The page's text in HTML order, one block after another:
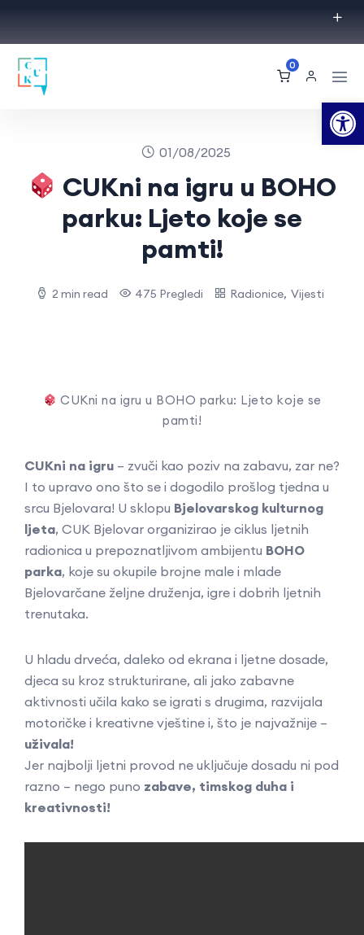
0
01/08/2025
CUKni na igru u BOHO
parku: Ljeto koje se
pamti!
2 min read 475 Pregledi Radionice, Vijesti
CUKni na igru u BOHO parku: Ljeto koje se
pamti!
CUKni na igru – zvuči kao poziv na zabavu, zar ne?
I to upravo ono što se i dogodilo prošlog tjedna u
srcu Bjelovara! U sklopu Bjelovarskog kulturnog
ljeta, CUK Bjelovar organizirao je ciklus ljetnih
radionica u prepoznatljivom ambijentu BOHO
parka, koje su okupile brojne male i mlade
Bjelovarčane željne druženja, igre i dobrih ljetnih
trenutaka.
U hladu drveća, daleko od ekrana i ljetne dosade,
djeca su kroz strukturirane, ali jako zabavne
aktivnosti učila kako se igrati s drugima, razvijala
motoričke i kreativne vještine i, što je najvažnije –
uživala!
Jer najbolji ljetni provod ne uključuje dosadu ni pod
razno – nego puno zabave, timskog duha i
kreativnosti!